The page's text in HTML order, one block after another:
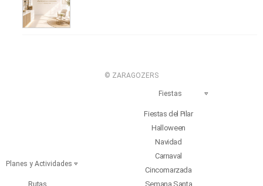
© ZARAGOZERS
Planes y Actividades
Rutas
Fiestas
Fiestas del Pilar
Halloween
Navidad
Carnaval
Cincomarzada
Semana Santa